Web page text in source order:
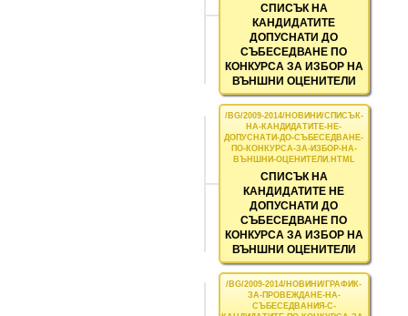
СПИСЪК НА
КАНДИДАТИТЕ
ДОПУСНАТИ ДО
СЪБЕСЕДВАНЕ ПО
КОНКУРСА ЗА ИЗБОР НА
ВЪНШНИ ОЦЕНИТЕЛИ
СПИСЪК НА
КАНДИДАТИТЕ НЕ
ДОПУСНАТИ ДО
СЪБЕСЕДВАНЕ ПО
КОНКУРСА ЗА ИЗБОР НА
ВЪНШНИ ОЦЕНИТЕЛИ